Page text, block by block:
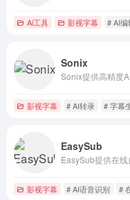
Ai工具 影视字幕 # AI编
Sonix
影视字幕 # AI转录 # 字幕
EasySub
影视字幕 # AI语音识别 #